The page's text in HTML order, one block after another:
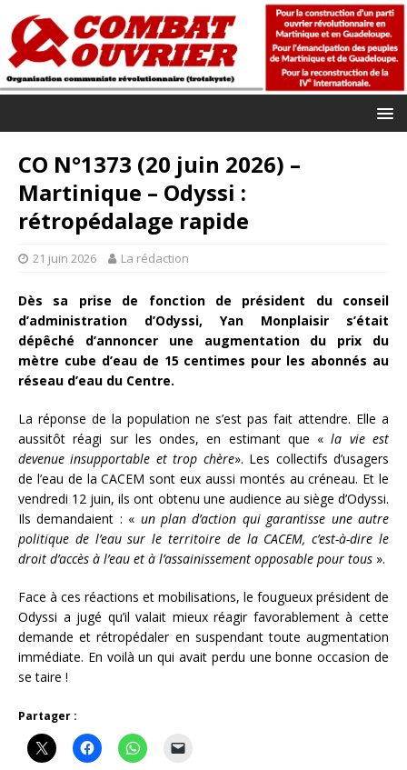
CO N°1373 (20 juin 2026) –
Martinique – Odyssi :
rétropédalage rapide
21 juin 2026 La rédaction
Dès sa prise de fonction de président du conseil
d’administration d’Odyssi, Yan Monplaisir s’était
dépêché d’annoncer une augmentation du prix du
mètre cube d’eau de 15 centimes pour les abonnés au
réseau d’eau du Centre.
La réponse de la population ne s’est pas fait attendre. Elle a
aussitôt réagi sur les ondes, en estimant que «la vie est
devenue insupportable et trop chère». Les collectifs d’usagers
de l’eau de la CACEM sont eux aussi montés au créneau. Et le
vendredi 12 juin, ils ont obtenu une audience au siège d’Odyssi.
Ils demandaient : « un plan d’action qui garantisse une autre
politique de l’eau sur le territoire de la CACEM, c’est-à-dire le
droit d’accès à l’eau et à l’assainissement opposable pour tous ».
Face à ces réactions et mobilisations, le fougueux président de
Odyssi a jugé qu’il valait mieux réagir favorablement à cette
demande et rétropédaler en suspendant toute augmentation
immédiate. En voilà un qui avait perdu une bonne occasion de
se taire !
Partager :